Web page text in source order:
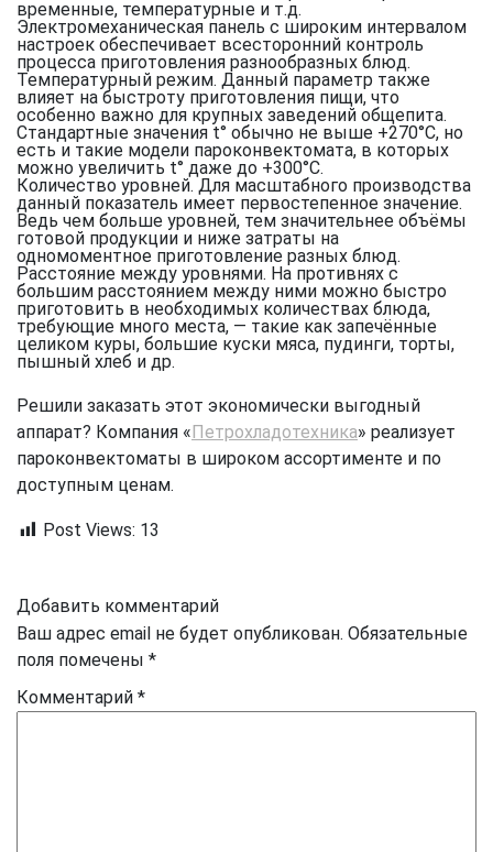
временные, температурные и т.д.
Электромеханическая панель с широким интервалом
настроек обеспечивает всесторонний контроль
процесса приготовления разнообразных блюд.
Температурный режим. Данный параметр также
влияет на быстроту приготовления пищи, что
особенно важно для крупных заведений общепита.
Стандартные значения t° обычно не выше +270°С, но
есть и такие модели пароконвектомата, в которых
можно увеличить t° даже до +300°С.
Количество уровней. Для масштабного производства
данный показатель имеет первостепенное значение.
Ведь чем больше уровней, тем значительнее объёмы
готовой продукции и ниже затраты на
одномоментное приготовление разных блюд.
Расстояние между уровнями. На противнях с
большим расстоянием между ними можно быстро
приготовить в необходимых количествах блюда,
требующие много места, — такие как запечённые
целиком куры, большие куски мяса, пудинги, торты,
пышный хлеб и др.
Решили заказать этот экономически выгодный
аппарат? Компания «Петрохладотехника» реализует
пароконвектоматы в широком ассортименте и по
доступным ценам.
Post Views: 13
Добавить комментарий
Ваш адрес email не будет опубликован. Обязательные
поля помечены *
Комментарий *